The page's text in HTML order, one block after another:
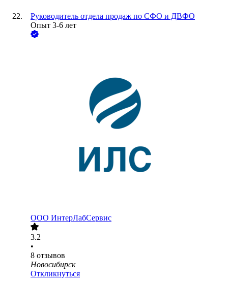
Руководитель отдела продаж по СФО и ДВФО
Опыт 3-6 лет
ООО ИнтерЛабСервис
3.2
•
8 отзывов
Новосибирск
Откликнуться